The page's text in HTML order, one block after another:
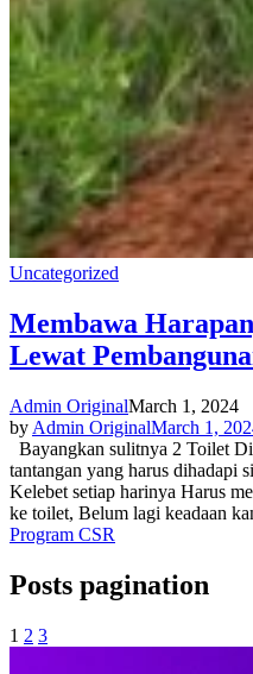
Uncategorized
Membawa
Lewat
Admin OriginalMarch 1, 2024
by Admin OriginalMarch 1,
Bayangkan sulitnya 2 Toilet
tantangan yang harus
Kelebet setiap harinya Harus
ke toilet, Belum lagi keadaan
Program CSR
Posts pagination
1 2 3